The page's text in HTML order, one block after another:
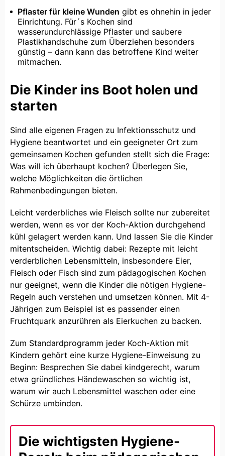
Pflaster für kleine Wunden gibt es ohnehin in jeder
Einrichtung. Für´s Kochen sind
wasserundurchlässige Pflaster und saubere
Plastikhandschuhe zum Überziehen besonders
günstig – dann kann das betroffene Kind weiter
mitmachen.
Die Kinder ins Boot holen und
starten
Sind alle eigenen Fragen zu Infektionsschutz und
Hygiene beantwortet und ein geeigneter Ort zum
gemeinsamen Kochen gefunden stellt sich die Frage:
Was will ich überhaupt kochen? Überlegen Sie,
welche Möglichkeiten die örtlichen
Rahmenbedingungen bieten.
Leicht verderbliches wie Fleisch sollte nur zubereitet
werden, wenn es vor der Koch-Aktion durchgehend
kühl gelagert werden kann. Und lassen Sie die Kinder
mitentscheiden. Wichtig dabei: Rezepte mit leicht
verderblichen Lebensmitteln, insbesondere Eier,
Fleisch oder Fisch sind zum pädagogischen Kochen
nur geeignet, wenn die Kinder die nötigen Hygiene-
Regeln auch verstehen und umsetzen können. Mit 4-
Jährigen zum Beispiel ist es passender einen
Fruchtquark anzurühren als Eierkuchen zu backen.
Zum Standardprogramm jeder Koch-Aktion mit
Kindern gehört eine kurze Hygiene-Einweisung zu
Beginn: Besprechen Sie dabei kindgerecht, warum
etwa gründliches Händewaschen so wichtig ist,
warum wir auch Lebensmittel waschen oder eine
Schürze umbinden.
Die wichtigsten Hygiene-